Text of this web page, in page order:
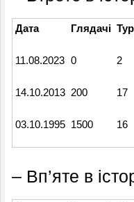
Дата Глядачі Тур
11.08.2023 0 2
14.10.2013 200 17
03.10.1995 1500 16
– Вп’яте в